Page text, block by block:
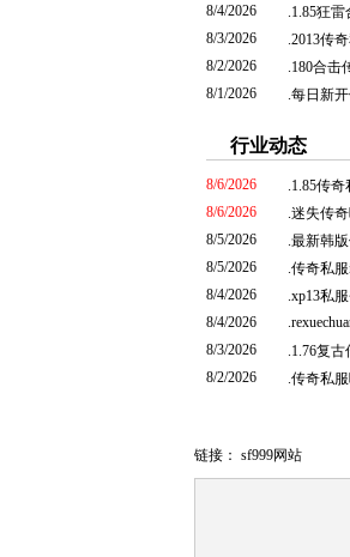
1.85狂
8/4/2026
2013传
8/3/2026
180合击
8/2/2026
每日新
8/1/2026
行业动态
1.85传
8/6/2026
迷失传
8/6/2026
最新韩
8/5/2026
传奇私
8/5/2026
xp13私
8/4/2026
8/4/2026
1.76复
8/3/2026
传奇私
8/2/2026
链接： sf999网站